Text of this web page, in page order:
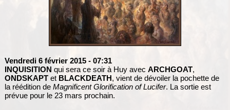
Vendredi 6 février 2015 - 07:31
INQUISITION qui sera ce soir à Huy avec ARCHGOAT,
ONDSKAPTet BLACKDEATH, vient de dévoiler la pochette de
la réédition de Magnificent Glorification of Lucifer. La sortie est
prévue pour le 23 mars prochain.